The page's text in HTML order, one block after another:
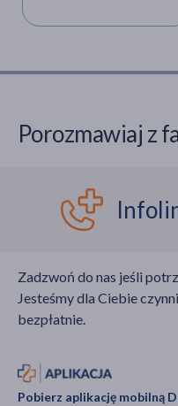
może być ich
rodzice, gdy ich dziecko
Porozmawiaj z
Zadzwoń do nas jeśli
Jesteśmy dla Ciebie
bezpłatnie.
Pobierz aplikację mobilną